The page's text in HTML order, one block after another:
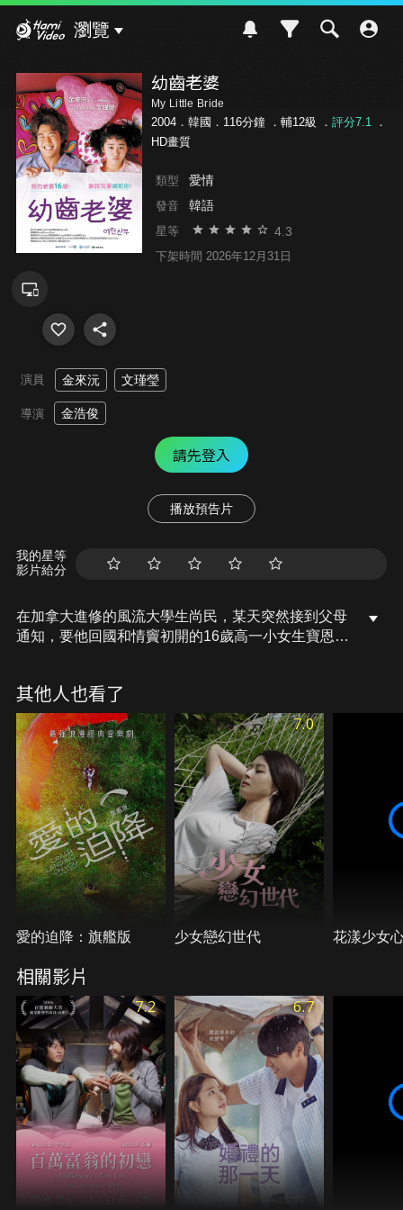
瀏覽
幼齒老婆
My Little Bride
2004．韓國．116分鐘 ． 輔12級 ． 評分7.1．
HD畫質
類型 愛情
發音 韓語
星等 4.3
下架時間 2026年12月31日
演員 金來沅 文瑾瑩
導演 金浩俊
請先登入
播放預告片
我的星等
影片給分
在加拿大進修的風流大學生尚民，某天突然接到父母
通知，要他回國和情竇初開的16歲高一小女生寶恩結
即將離世以促成婚事。而不能曝光的秘密夫妻關係，
隨著尚民去寶恩就讀的高中實習而危機四伏…
其他人也看了
愛的迫降：旗艦版
7.0
少女戀幻世代 花漾少女
相關影片
7.2 6.7